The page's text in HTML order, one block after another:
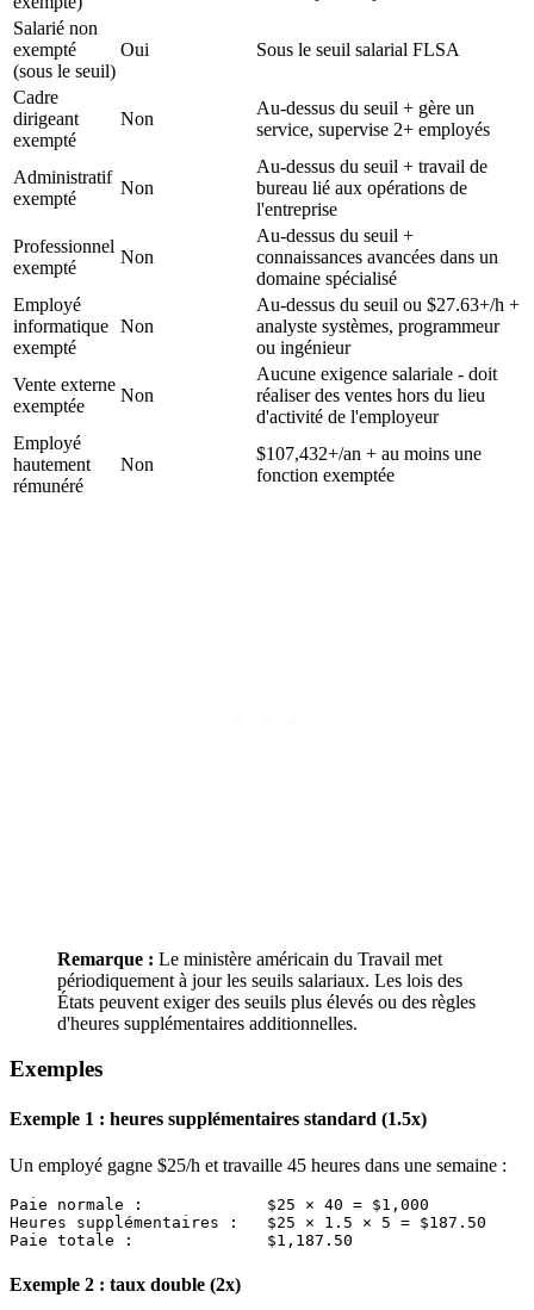
Salarié non
exempté
(sous le seuil)
Oui Sous le seuil salarial FLSA
Cadre
dirigeant
exempté
Non
Au-dessus du seuil + gère un
service, supervise 2+ employés
Administratif
exempté
Non
Au-dessus du seuil + travail de
bureau lié aux opérations de
l'entreprise
Professionnel
exempté
Non
Au-dessus du seuil +
connaissances avancées dans un
domaine spécialisé
Employé
informatique
exempté
Non
Au-dessus du seuil ou $27.63+/h +
analyste systèmes, programmeur
ou ingénieur
Vente externe
exemptée
Non
Aucune exigence salariale - doit
réaliser des ventes hors du lieu
d'activité de l'employeur
Employé
hautement
rémunéré
Non
$107,432+/an + au moins une
fonction exemptée
Remarque : Le ministère américain du Travail met
périodiquement à jour les seuils salariaux. Les lois des
États peuvent exiger des seuils plus élevés ou des règles
d'heures supplémentaires additionnelles.
Exemples
Exemple 1 : heures supplémentaires standard (1.5x)
Un employé gagne $25/h et travaille 45 heures dans une semaine :
Paie normale :             $25 × 40 = $1,000
Heures supplémentaires :   $25 × 1.5 × 5 = $187.50
Exemple 2 : taux double (2x)